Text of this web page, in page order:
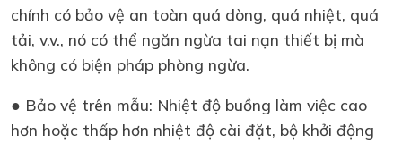
chính có bảo vệ an toàn quá dòng, quá nhiệt, quá
tải, v.v., nó có thể ngăn ngừa tai nạn thiết bị mà
không có biện pháp phòng ngừa.
● Bảo vệ trên mẫu: Nhiệt độ buồng làm việc cao
hơn hoặc thấp hơn nhiệt độ cài đặt, bộ khởi động